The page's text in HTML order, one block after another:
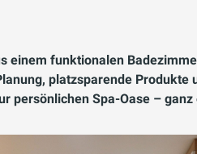
einem funktionalen
platzsparende Produkte
persönlichen Spa-Oase –